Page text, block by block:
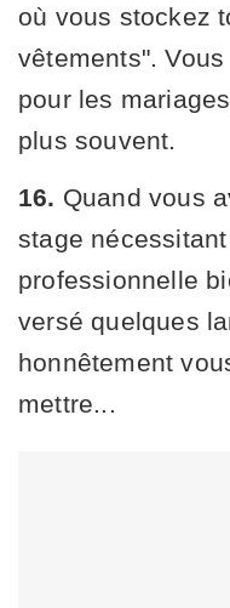
où vous stockez
vêtements".
pour les
plus souvent.
16. Quand vous
stage
professionnelle
versé quelques
honnêtement
mettre...